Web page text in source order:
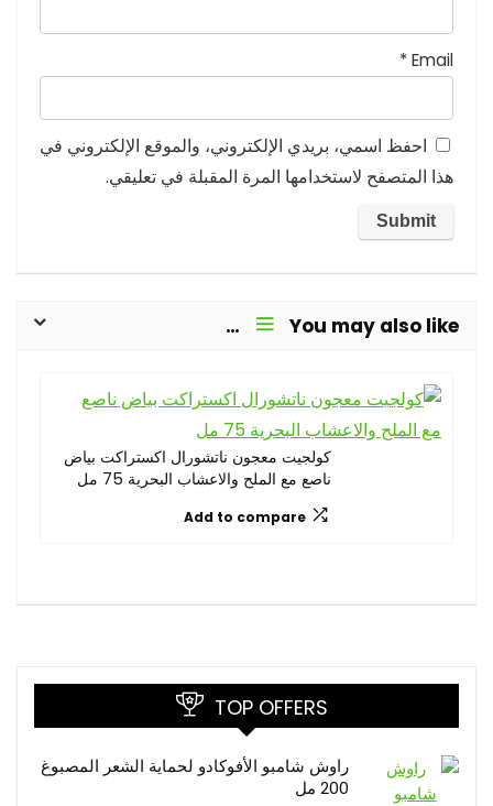
Email
*
احفظ اسمي، بريدي الإلكتروني، والموقع الإلكتروني في
هذا المتصفح لاستخدامها المرة المقبلة في تعليقي.
You may also like…
كولجيت معجون ناتشورال اكستراكت بياض
ناصع مع الملح والاعشاب البحرية 75 مل
Add to compare
TOP OFFERS
راوش شامبو الأفوكادو لحماية الشعر المصبوغ
200 مل